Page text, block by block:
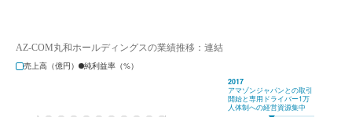
AZ-COM丸和ホールディングスの業績推移：連結
売上高（億円）
純利益率（%）